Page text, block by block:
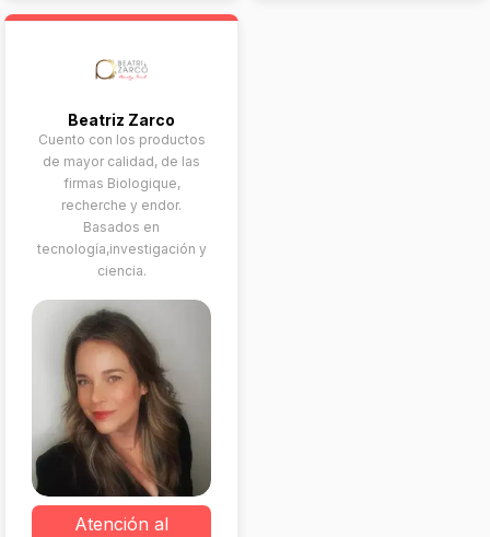
Beatriz Zarco
Cuento con los productos
de mayor calidad, de las
firmas Biologique,
recherche y endor.
Basados en
tecnología,investigación y
ciencia.
Atención al